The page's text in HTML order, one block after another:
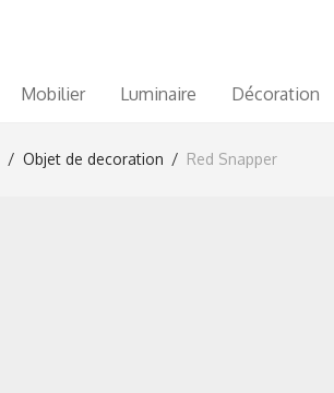
Mobilier Luminaire Décoration
/ Objet de decoration / Red Snapper